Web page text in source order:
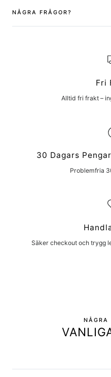
NÅGRA FRÅGOR?
Fri
Alltid fri frakt –
30 Dagars
Problemfria
Säker checkout och trygg
NÅGRA